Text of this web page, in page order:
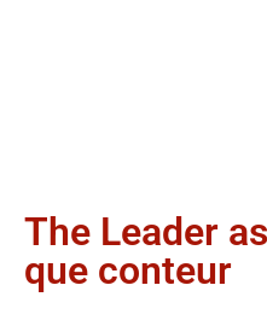
The Leader
que conteur